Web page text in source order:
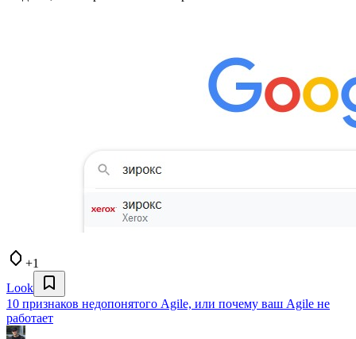
+1
Look
10 признаков недопонятого Agile, или почему ваш Agile не
работает